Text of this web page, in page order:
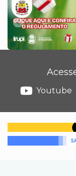
Youtube